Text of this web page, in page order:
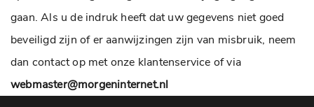
gaan. Als u de indruk heeft dat uw gegevens niet goed
beveiligd zijn of er aanwijzingen zijn van misbruik, neem
dan contact op met onze klantenservice of via
webmaster@morgeninternet.nl